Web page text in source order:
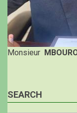
Monsieur
SEARCH